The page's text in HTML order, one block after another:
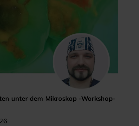
unter dem Mikroskop -Workshop-